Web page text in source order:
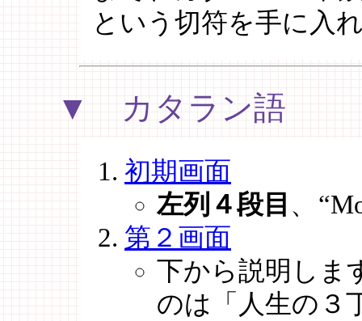
という切符を手に入
▼ カタラン語
初期画面
左列４段目 、
第２画面
下から説明しま
のは「人生の３